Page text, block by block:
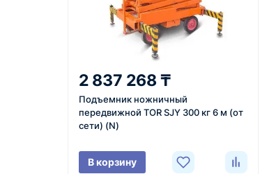
1
Оставьте заявку на сайте,
по телефону или через
форму обратного звонка.
2 837 268 ₸
Подъемник ножничный
передвижной TOR SJY 300 кг 6 м (от
сети) (N)
В корзину